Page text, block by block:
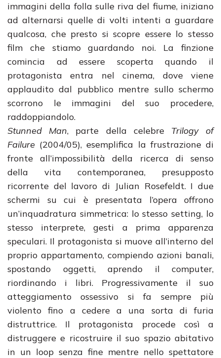
immagini della folla sulle riva del fiume, iniziano
ad alternarsi quelle di volti intenti a guardare
qualcosa, che presto si scopre essere lo stesso
film che stiamo guardando noi. La finzione
comincia ad essere scoperta quando il
protagonista entra nel cinema, dove viene
applaudito dal pubblico mentre sullo schermo
scorrono le immagini del suo procedere,
raddoppiandolo.
Stunned Man, parte della celebre Trilogy of
Failure (2004/05), esemplifica la frustrazione di
fronte all’impossibilità della ricerca di senso
della vita contemporanea, presupposto
ricorrente del lavoro di Julian Rosefeldt. I due
schermi su cui è presentata l’opera offrono
un’inquadratura simmetrica: lo stesso setting, lo
stesso interprete, gesti a prima apparenza
speculari. Il protagonista si muove all’interno del
proprio appartamento, compiendo azioni banali,
spostando oggetti, aprendo il computer,
riordinando i libri. Progressivamente il suo
atteggiamento ossessivo si fa sempre più
violento fino a cedere a una sorta di furia
distruttrice. Il protagonista procede così a
distruggere e ricostruire il suo spazio abitativo
in un loop senza fine mentre nello spettatore